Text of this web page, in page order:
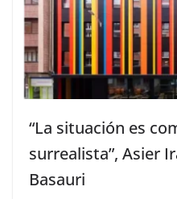
“La situación es
surrealista”, Asier
Basauri